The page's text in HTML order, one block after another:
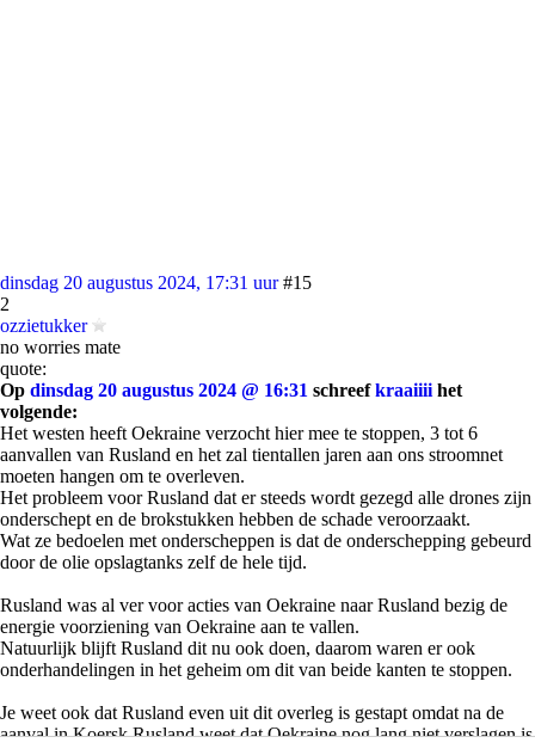
dinsdag 20 augustus 2024, 17:31 uur #15
2
ozzietukker
no worries mate
quote:
Op dinsdag 20 augustus 2024 @ 16:31 schreefkraaiiii het
volgende:
Het westen heeft Oekraine verzocht hier mee te stoppen, 3 tot 6
aanvallen van Rusland en het zal tientallen jaren aan ons stroomnet
moeten hangen om te overleven.
Het probleem voor Rusland dat er steeds wordt gezegd alle drones zijn
onderschept en de brokstukken hebben de schade veroorzaakt.
Wat ze bedoelen met onderscheppen is dat de onderschepping gebeurd
door de olie opslagtanks zelf de hele tijd.
Rusland was al ver voor acties van Oekraine naar Rusland bezig de
energie voorziening van Oekraine aan te vallen.
Natuurlijk blijft Rusland dit nu ook doen, daarom waren er ook
onderhandelingen in het geheim om dit van beide kanten te stoppen.
Je weet ook dat Rusland even uit dit overleg is gestapt omdat na de
aanval in Koersk Rusland weet dat Oekraine nog lang niet verslagen is